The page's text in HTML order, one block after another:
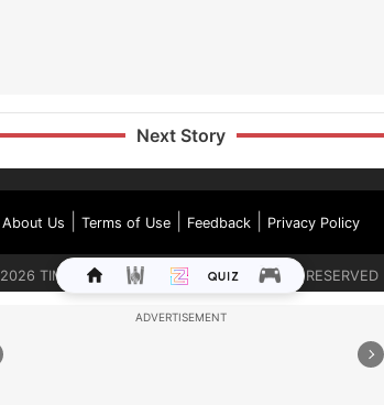
Next Story
About Us Terms of Use| Feedback| Privacy Policy
2026 TIMES INTERNET LIMITED. ALL RIGHTS RESERVED